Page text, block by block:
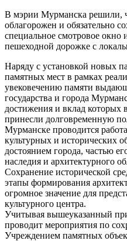
В мэрии Мурманска решили,
облагорожен и обязательно
специальное смотровое окно
пешеходной дорожке с
Наряду с установкой новых
памятных мест в рамках
увековечению памяти
государства и города
достижения и вклад которых
принесли долговременную
Мурманске проводится
культурных и исторических
достоянием города, частью
наследия и архитектурного
Сохранение исторической
этапы формирования
огромное значение для
культурного центра.
Учитывая вышеуказанный
проводит мероприятия по
Учреждением памятных